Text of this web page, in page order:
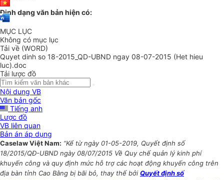
Định dạng văn bản hiện có:
MỤC LỤC
Không có mục lục
Tải về (WORD)
Quyet dinh so 18-2015_QD-UBND ngay 08-07-2015 (Het hieu
luc).doc
Tải lược đồ
Nội dung VB
Văn bản gốc
Tiếng anh
Lược đồ
VB liên quan
Bản án áp dụng
Caselaw Việt Nam: “Kể từ ngày 01-05-2019, Quyết định số
18/2015/QĐ-UBND ngày 08/07/2015 Về Quy chế quản lý kinh phí
khuyến công và quy định mức hỗ trợ các hoạt động khuyến công trên
địa bàn tỉnh Cao Bằng bị bãi bỏ, thay thế bởi Quyết định số